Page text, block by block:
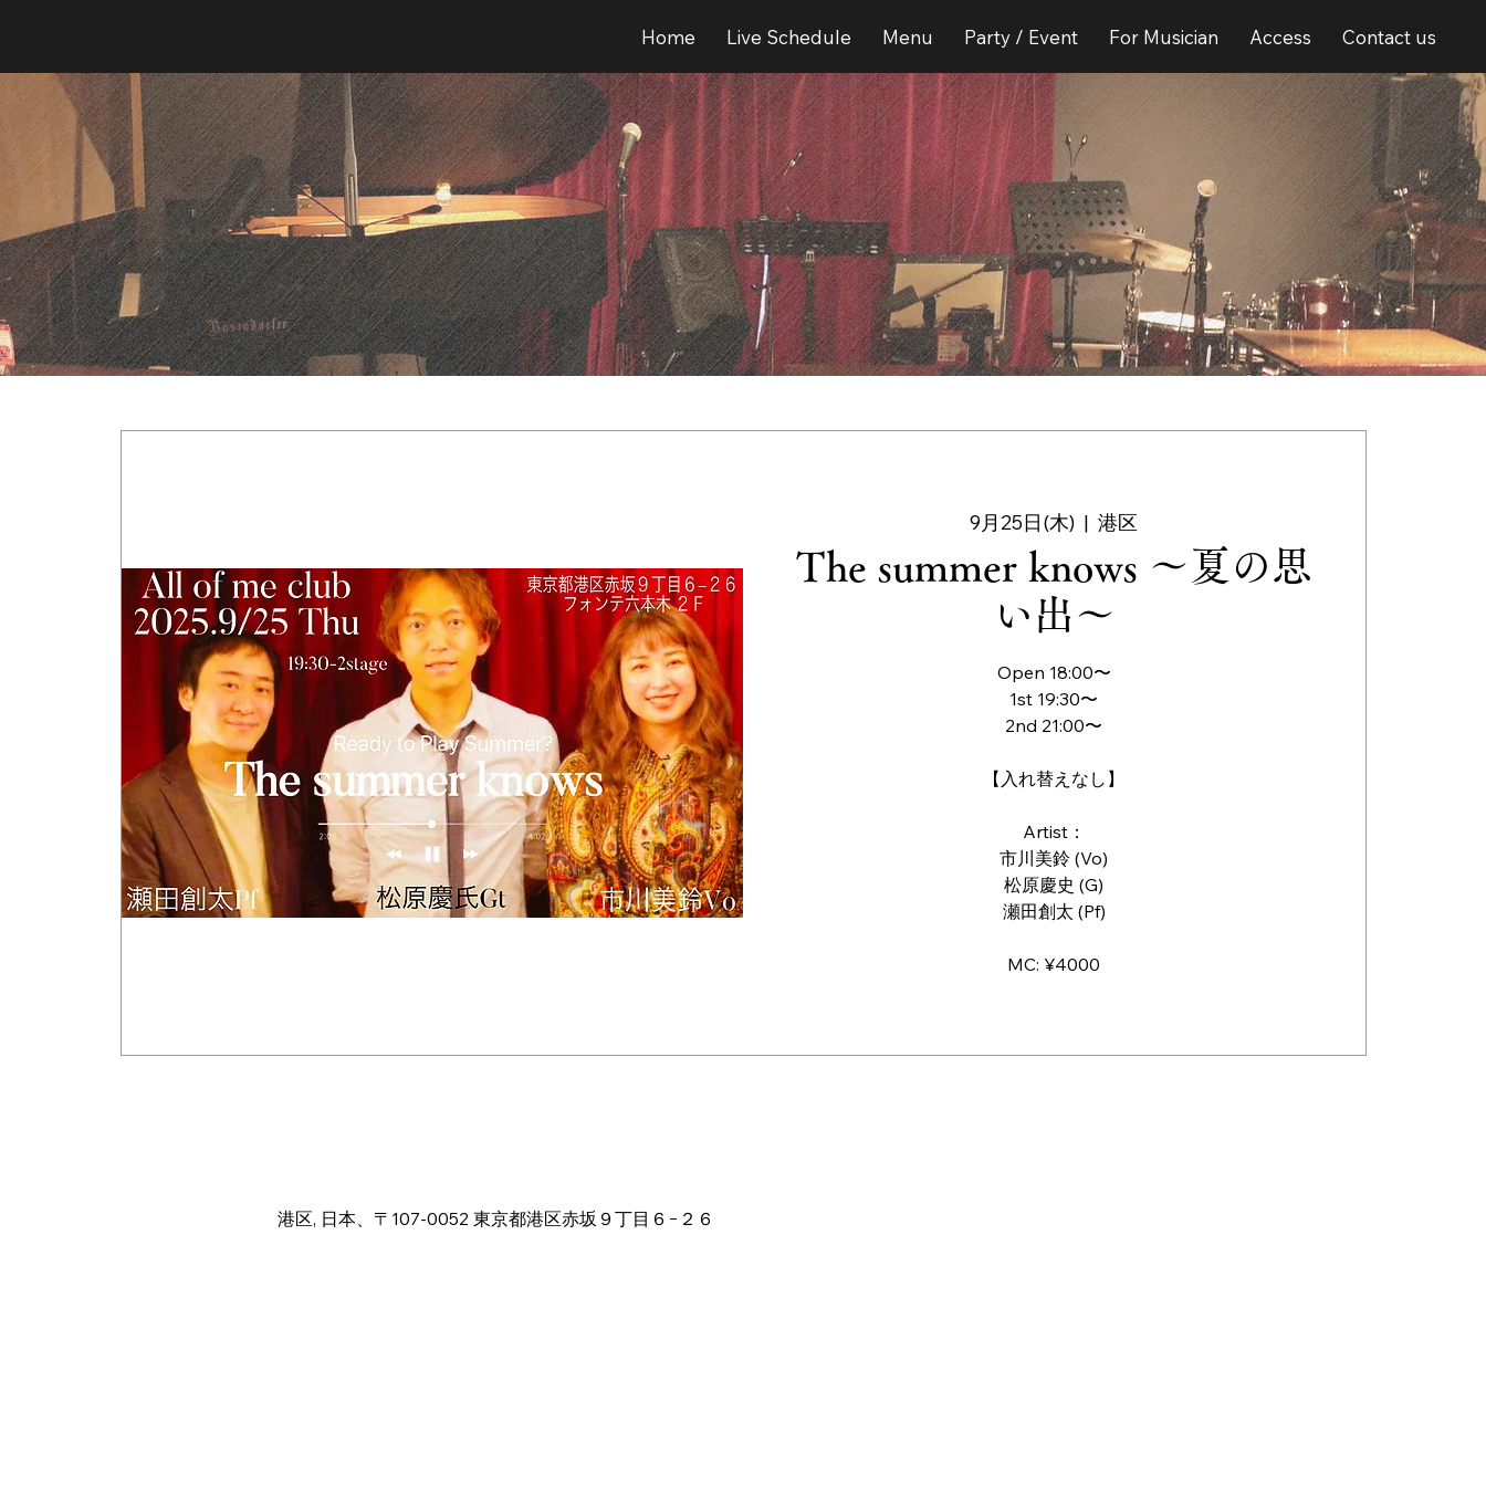
Home Live Schedule Menu Party / Event For Musician Access Contact us
9月25日(木)
  |
港区
The summer knows 〜夏の思
い出〜
Open 18:00〜
1st 19:30〜
2nd 21:00〜
【入れ替えなし】
Artist：
市川美鈴 (Vo)
松原慶史 (G)
瀬田創太 (Pf)
MC: ¥4000
港区, 日本、〒107-0052 東京都港区赤坂９丁目６−２６